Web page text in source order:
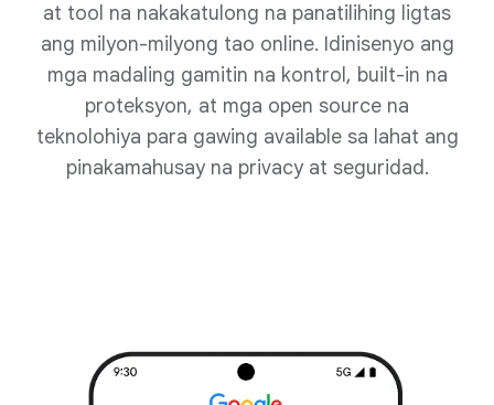
at tool na nakakatulong na panatilihing ligtas
ang milyon-milyong tao online. Idinisenyo ang
mga madaling gamitin na kontrol, built-in na
proteksyon, at mga open source na
teknolohiya para gawing available sa lahat ang
pinakamahusay na privacy at seguridad.